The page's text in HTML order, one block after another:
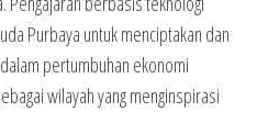
Purbaya untuk menciptakan dan
pertumbuhan ekonomi
wilayah yang menginspirasi